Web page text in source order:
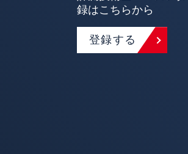
録はこちらから
登録する